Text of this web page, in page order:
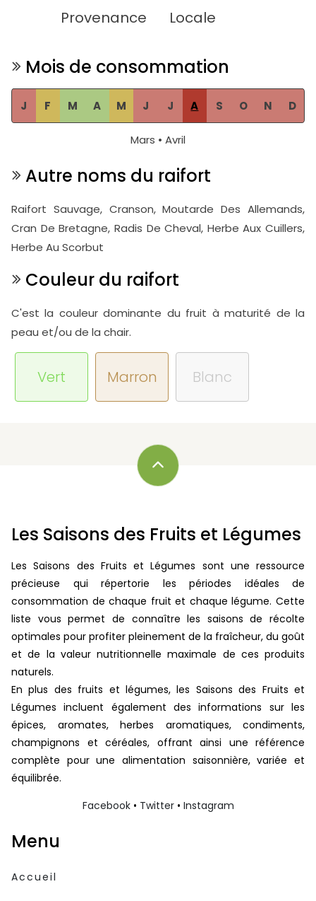
Provenance
Locale
Mois de consommation
J F M A M J J A S O N D
Mars • Avril
Autre noms du raifort
Raifort Sauvage, Cranson, Moutarde Des Allemands,
Cran De Bretagne, Radis De Cheval, Herbe Aux Cuillers,
Herbe Au Scorbut
Couleur du raifort
C'est la couleur dominante du fruit à maturité de la
peau et/ou de la chair.
Vert Marron Blanc
Les Saisons des Fruits et Légumes
Les Saisons des Fruits et Légumes sont une ressource
précieuse qui répertorie les périodes idéales de
consommation de chaque fruit et chaque légume. Cette
liste vous permet de connaître les saisons de récolte
optimales pour profiter pleinement de la fraîcheur, du goût
et de la valeur nutritionnelle maximale de ces produits
naturels.
En plus des fruits et légumes, les Saisons des Fruits et
Légumes incluent également des informations sur les
épices, aromates, herbes aromatiques, condiments,
champignons et céréales, offrant ainsi une référence
complète pour une alimentation saisonnière, variée et
équilibrée.
Facebook• Twitter• Instagram
Menu
Accueil